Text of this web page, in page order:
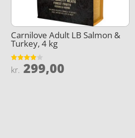
Carnilove Adult LB Salmon &
Turkey, 4 kg
Vurderet
3.9
kr. 299,00